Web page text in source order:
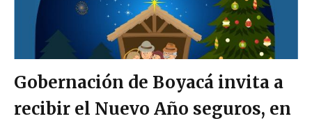
Gobernación de Boyacá invita a
recibir el Nuevo Año seguros, en